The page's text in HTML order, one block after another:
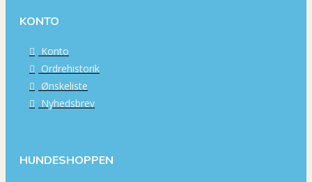
KONTO
Konto
Ordrehistorik
Ønskeliste
Nyhedsbrev
HUNDESHOPPEN